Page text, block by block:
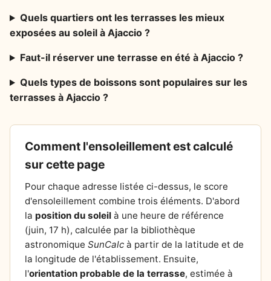
Quels quartiers ont les terrasses les mieux
exposées au soleil à Ajaccio ?
Faut-il réserver une terrasse en été à Ajaccio ?
Quels types de boissons sont populaires sur les
terrasses à Ajaccio ?
Comment l'ensoleillement est calculé
sur cette page
Pour chaque adresse listée ci-dessus, le score
d'ensoleillement combine trois éléments. D'abord
la position du soleil à une heure de référence
(juin, 17 h), calculée par la bibliothèque
astronomique SunCalc à partir de la latitude et de
la longitude de l'établissement. Ensuite,
l'orientation probable de la terrasse, estimée à